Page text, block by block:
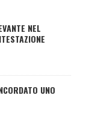
NEL
UNO